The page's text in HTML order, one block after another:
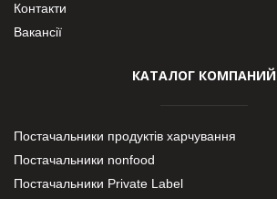
Контакти
Вакансії
КАТАЛОГ КОМПАНИЙ
Постачальники продуктів харчування
Постачальники nonfood
Постачальники Private Label